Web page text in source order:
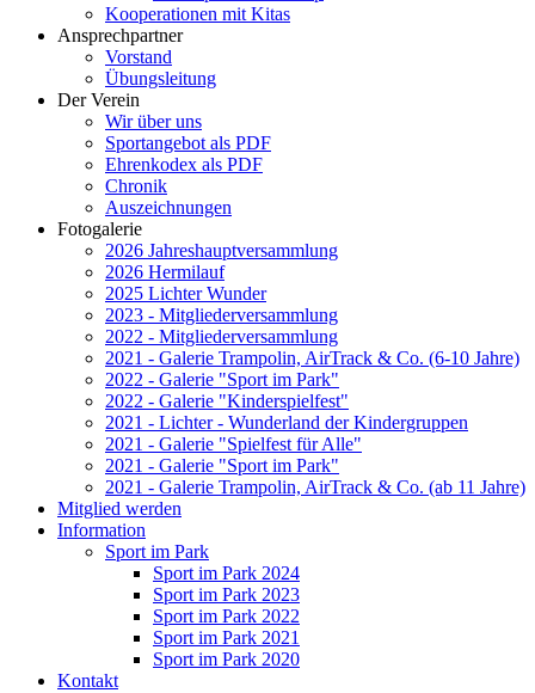
Kooperationen mit Kitas
Ansprechpartner
Vorstand
Übungsleitung
Der Verein
Wir über uns
Sportangebot als PDF
Ehrenkodex als PDF
Chronik
Auszeichnungen
Fotogalerie
2026 Jahreshauptversammlung
2026 Hermilauf
2025 Lichter Wunder
2023 - Mitgliederversammlung
2022 - Mitgliederversammlung
2021 - Galerie Trampolin, AirTrack & Co. (6-10 Jahre)
2022 - Galerie "Sport im Park"
2022 - Galerie "Kinderspielfest"
2021 - Lichter - Wunderland der Kindergruppen
2021 - Galerie "Spielfest für Alle"
2021 - Galerie "Sport im Park"
2021 - Galerie Trampolin, AirTrack & Co. (ab 11 Jahre)
Mitglied werden
Information
Sport im Park
Sport im Park 2024
Sport im Park 2023
Sport im Park 2022
Sport im Park 2021
Sport im Park 2020
Kontakt